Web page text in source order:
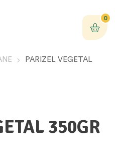
0
PARIZEL VEGETAL
350GR